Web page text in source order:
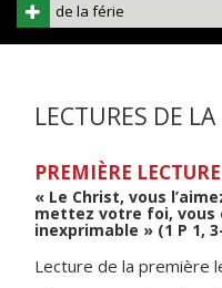
de la férie
LECTURES DE LA
PREMIÈRE LECTURE
« Le Christ, vous
mettez votre foi, vous
inexprimable » (1 P 1,
Lecture de la première